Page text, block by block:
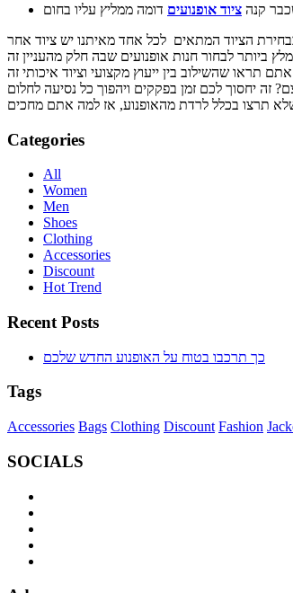
קנה ציוד אופנועים
הציוד המתאים לכל אחד מאיתנו יש ציוד אחר
ביותר לבחור חנות אופנועים שבה חלק מהעניין זה
תראו שהשילוב בין ייעוץ מקצועי וציוד איכותי זה
יחסוך לכם זמן בפקקים ויהפוך כל נסיעה לחלום
Categories
All
Women
Men
Shoes
Clothing
Accessories
Discount
Hot Trend
Recent Posts
כך תרכבו בטוח על האופנוע החדש שלכם
Tags
Accessories Bags Clothing Discount Fashion
SOCIALS